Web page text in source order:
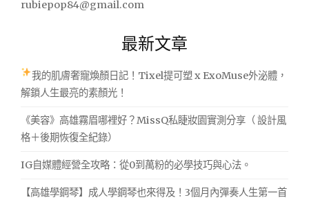
rubiepop84@gmail.com
最新文章
我的肌膚奢寵煥顏日記！Tixel提可塑 x ExoMuse外泌體，
解鎖人生最亮的素顏光！
《美容》高雄霧眉哪裡好？MissQ私睫妝園實測分享（ 設計風
格＋後期恢復全紀錄）
IG自媒體經營全攻略：從0到萬粉的必學技巧與心法。
【高雄學鋼琴】成人學鋼琴也來得及！3個月內彈奏人生第一首